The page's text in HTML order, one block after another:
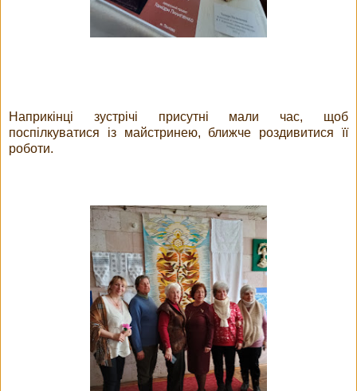
Наприкінці зустрічі присутні мали час, щоб
поспілкуватися із майстринею, ближче роздивитися її
роботи.